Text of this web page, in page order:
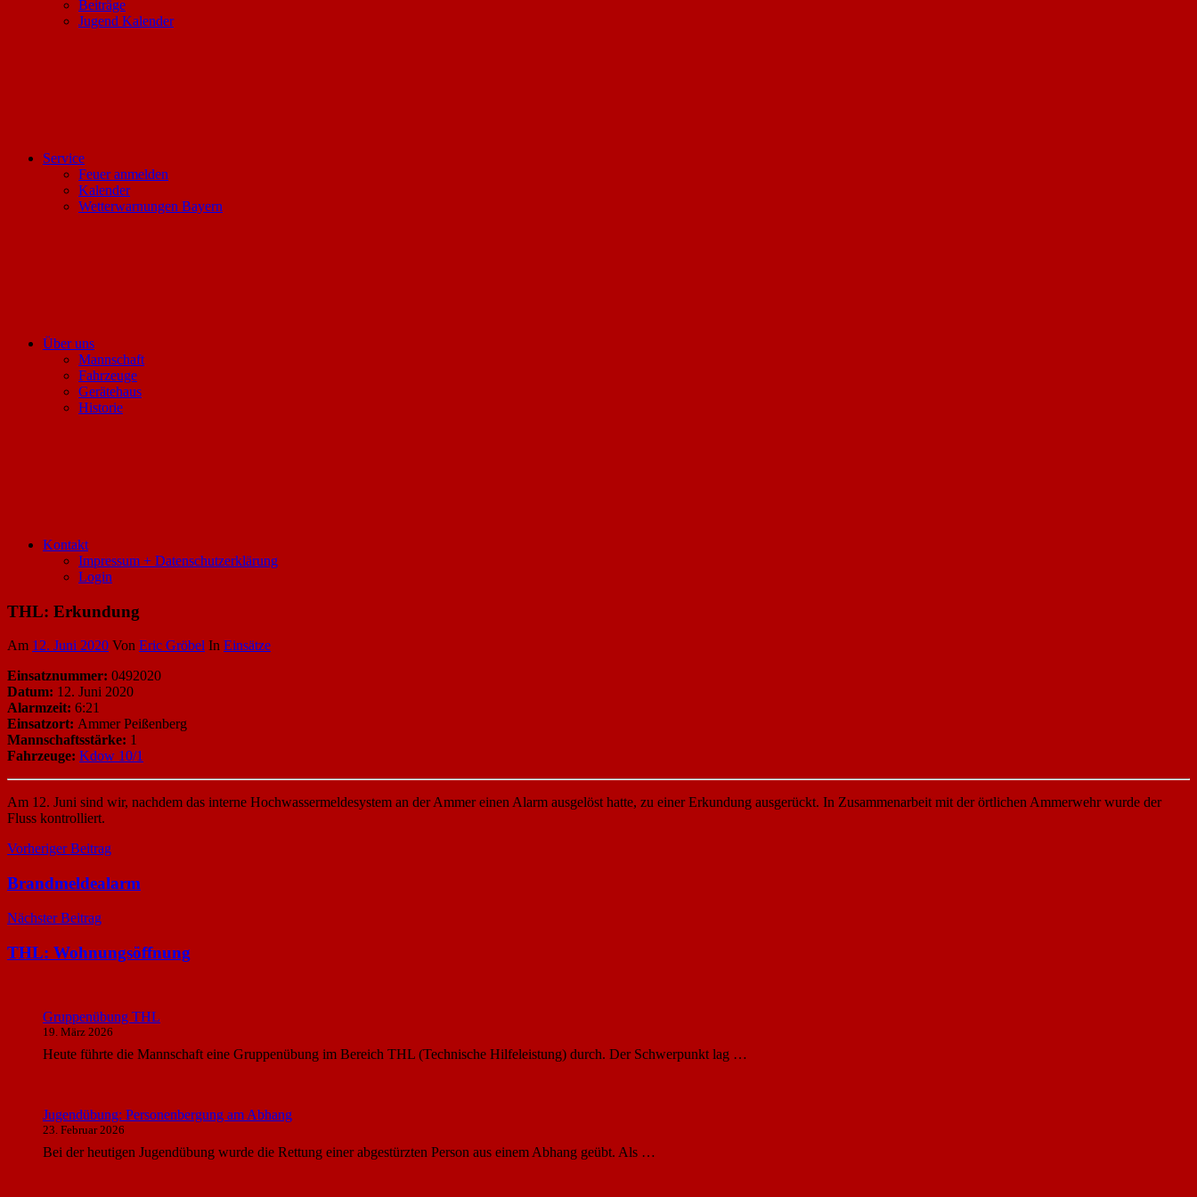
Beiträge
Jugend Kalender
Service
Feuer anmelden
Kalender
Wetterwarnungen Bayern
Über uns
Mannschaft
Fahrzeuge
Gerätehaus
Historie
Kontakt
Impressum + Datenschutzerklärung
Login
THL: Erkundung
Am 12. Juni 2020 Von Eric Gröbel In Einsätze
Einsatznummer: 0492020
Datum: 12. Juni 2020
Alarmzeit: 6:21
Einsatzort: Ammer Peißenberg
Mannschaftsstärke: 1
Fahrzeuge: Kdow 10/1
Am 12. Juni sind wir, nachdem das interne Hochwassermeldesystem an der Ammer einen Alarm ausgelöst hatte, zu einer Erkundung ausgerückt. In Zusammenarbeit mit der örtlichen Ammerwehr wurde der
Fluss kontrolliert.
Beitragsnavigation
Vorheriger Beitrag
Brandmeldealarm
Nächster Beitrag
THL: Wohnungsöffnung
Gruppenübung THL
19. März 2026
Heute führte die Mannschaft eine Gruppenübung im Bereich THL (Technische Hilfeleistung) durch. Der Schwerpunkt lag …
Jugendübung: Personenbergung am Abhang
23. Februar 2026
Bei der heutigen Jugendübung wurde die Rettung einer abgestürzten Person aus einem Abhang geübt. Als …